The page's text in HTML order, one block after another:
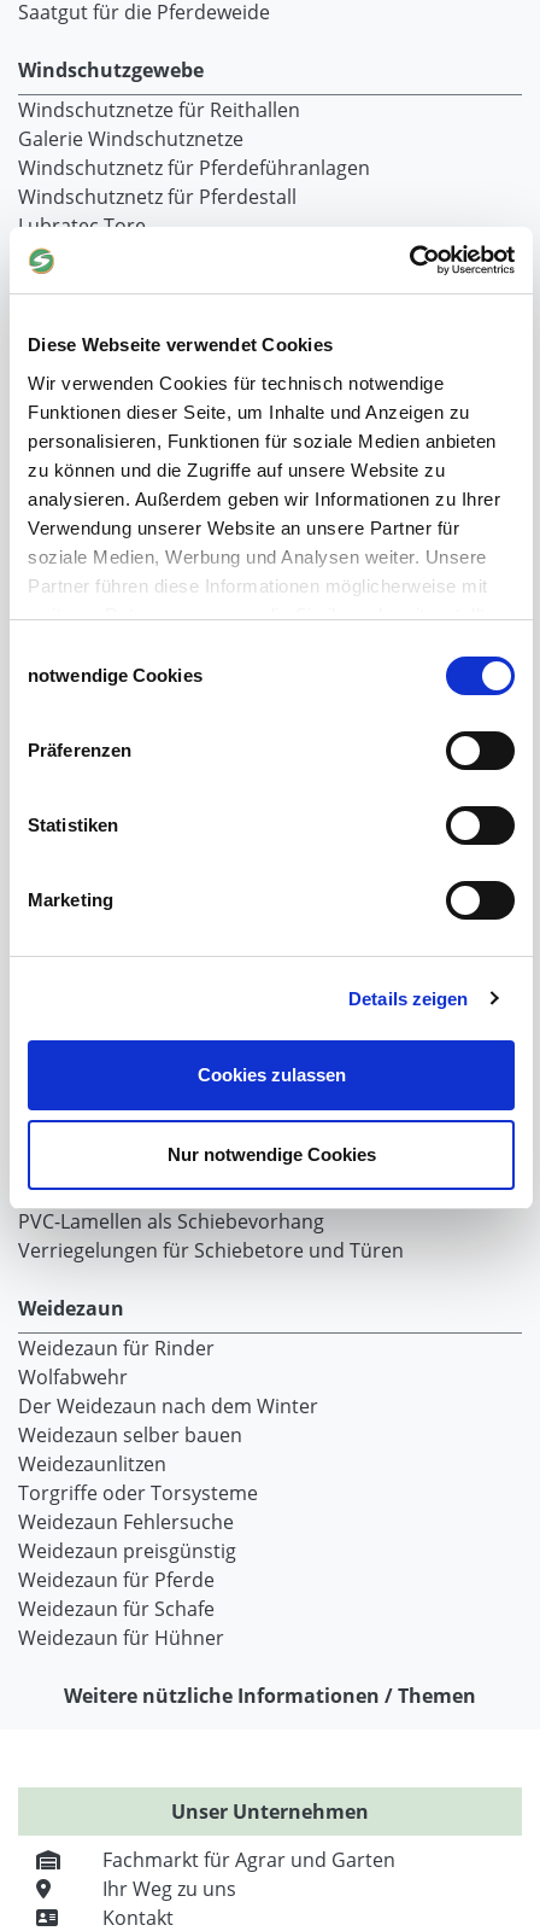
Diese Webseite verwendet Cookies
Wir verwenden Cookies für technisch notwendige
Funktionen dieser Seite, um Inhalte und Anzeigen zu
personalisieren, Funktionen für soziale Medien anbieten
zu können und die Zugriffe auf unsere Website zu
analysieren. Außerdem geben wir Informationen zu Ihrer
Verwendung unserer Website an unsere Partner für
soziale Medien, Werbung und Analysen weiter. Unsere
Partner führen diese Informationen möglicherweise mit
weiteren Daten zusammen, die Sie ihnen bereitgestellt
gesammelt haben.
notwendige Cookies
Präferenzen
Statistiken
Marketing
Details zeigen
Cookies zulassen
Nur notwendige Cookies
Saatgut für die Pferdeweide
Windschutzgewebe
Windschutznetze für Reithallen
Galerie Windschutznetze
Windschutznetz für Pferdeführanlagen
Windschutznetz für Pferdestall
Lubratec Tore
Lubratec Fronten
Windschutznetz mit Keder
PVC Lamellen für Pferdeställe
Windschutznetz Meterware
Rollvorhang-Systeme
Schiebevorhang
Windnetzrecher
SIMAtex-Windschutznetze
Windschutznetze für Carports und Terrassen
Planenhauben für Unterstände
Winter und Landwirtschaft
Windschutznetz für Pferdestall
Schiebetorrollen
Laufschiene und Rollapparate Typ 10
Laufschiene und Rollapparate Typ 30
Laufschiene und Rollapparate Typ 50
Alles für die Haussschlachtung
Geburtshelfer-Produktvideo
Produkte für die Landwirtschaft
Laufschienen
PVC-Lamellen als Schiebevorhang
Verriegelungen für Schiebetore und Türen
Weidezaun
Weidezaun für Rinder
Wolfabwehr
Der Weidezaun nach dem Winter
Weidezaun selber bauen
Weidezaunlitzen
Torgriffe oder Torsysteme
Weidezaun Fehlersuche
Weidezaun preisgünstig
Weidezaun für Pferde
Weidezaun für Schafe
Weidezaun für Hühner
Weitere nützliche Informationen / Themen
Unser Unternehmen
Fachmarkt für Agrar und Garten
Ihr Weg zu uns
Kontakt